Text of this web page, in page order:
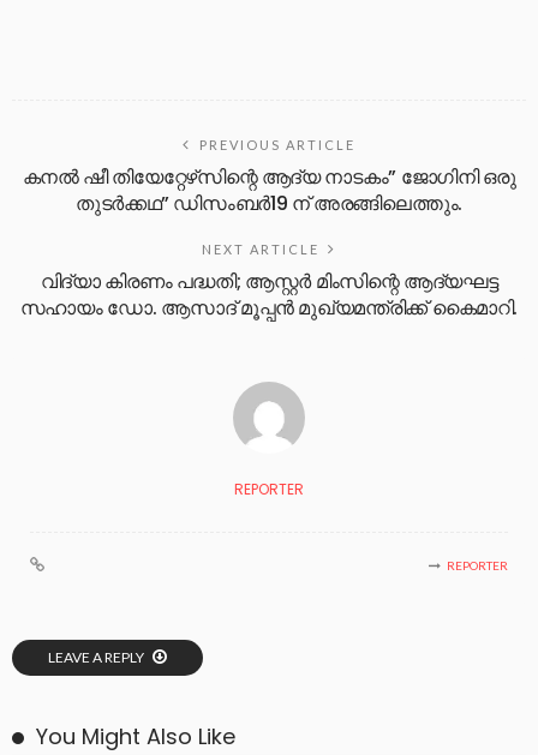
PREVIOUS ARTICLE
കനൽ ഷീ തിയേറ്റേഴ്‌സിന്റെ ആദ്യ നാടകം” ജോഗിനി ഒരു
തുടർക്കഥ” ഡിസംബർ19 ന് അരങ്ങിലെത്തും.
NEXT ARTICLE
വിദ്യാ കിരണം പദ്ധതി; ആസ്റ്റര്‍ മിംസിന്റെ ആദ്യഘട്ട
സഹായം ഡോ. ആസാദ് മൂപ്പന്‍ മുഖ്യമന്ത്രിക്ക് കൈമാറി.
REPORTER
REPORTER
LEAVE A REPLY
You Might Also Like